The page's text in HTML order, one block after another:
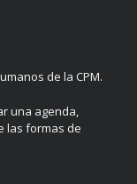
de la CPM.
una agenda,
las formas de